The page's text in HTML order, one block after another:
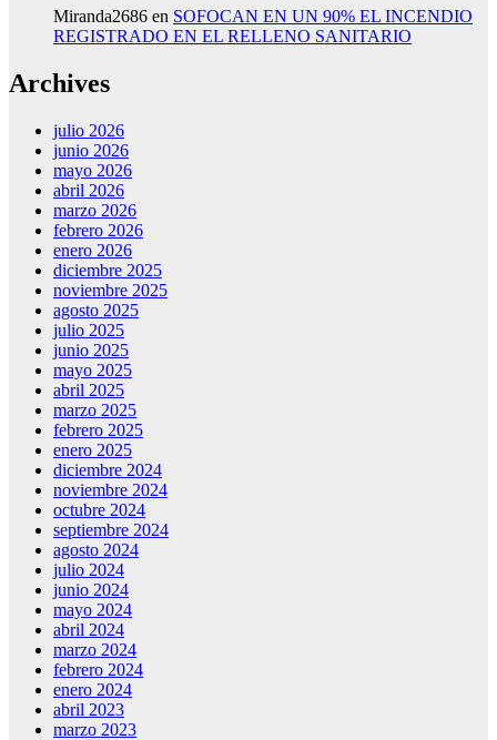
Miranda2686 en SOFOCAN EN UN 90% EL INCENDIO
REGISTRADO EN EL RELLENO SANITARIO
Archives
julio 2026
junio 2026
mayo 2026
abril 2026
marzo 2026
febrero 2026
enero 2026
diciembre 2025
noviembre 2025
agosto 2025
julio 2025
junio 2025
mayo 2025
abril 2025
marzo 2025
febrero 2025
enero 2025
diciembre 2024
noviembre 2024
octubre 2024
septiembre 2024
agosto 2024
julio 2024
junio 2024
mayo 2024
abril 2024
marzo 2024
febrero 2024
enero 2024
abril 2023
marzo 2023